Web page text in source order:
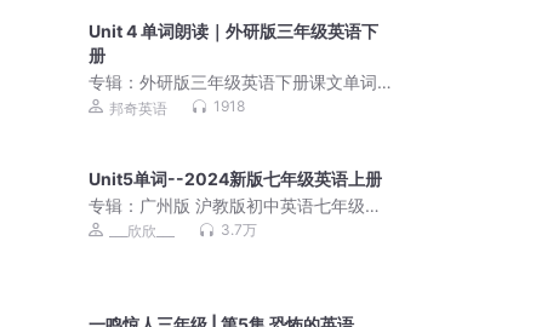
Unit 4 单词朗读｜外研版三年级英语下
册
专辑：外研版三年级英语下册课文单词
朗读邦奇英语 1918
Unit5单词--2024新版七年级英语上册
专辑： 广州版 沪教版初中英语七年级上
册 课本配套音频
___欣欣___ 3.7万